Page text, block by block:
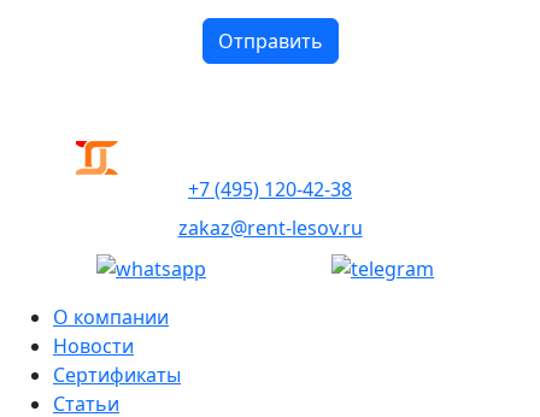
+7 (495) 120-42-38
zakaz@rent-lesov.ru
О компании
Новости
Сертификаты
Статьи